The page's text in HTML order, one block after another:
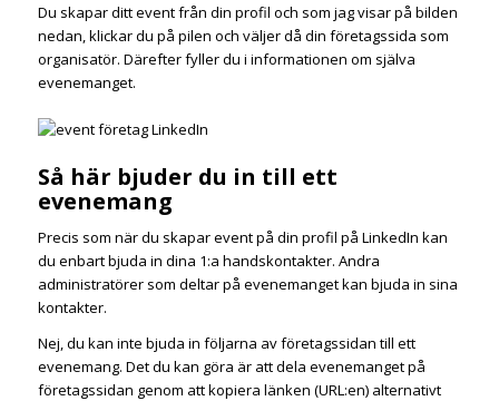
Du skapar ditt event från din profil och som jag visar på bilden
nedan, klickar du på pilen och väljer då din företagssida som
organisatör. Därefter fyller du i informationen om själva
evenemanget.
Så här bjuder du in till ett
evenemang
Precis som när du skapar event på din profil på LinkedIn kan
du enbart bjuda in dina 1:a handskontakter. Andra
administratörer som deltar på evenemanget kan bjuda in sina
kontakter.
Nej, du kan inte bjuda in följarna av företagssidan till ett
evenemang. Det du kan göra är att dela evenemanget på
företagssidan genom att kopiera länken (URL:en) alternativt